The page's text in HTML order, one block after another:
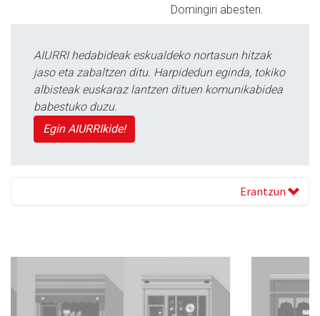
Domingiri abesten.
AIURRI hedabideak eskualdeko nortasun hitzak
jaso eta zabaltzen ditu. Harpidedun eginda, tokiko
albisteak euskaraz lantzen dituen komunikabidea
babestuko duzu.
Egin AIURRIkide!
Erantzun